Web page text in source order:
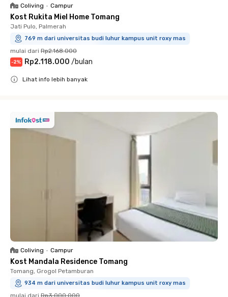
Coliving • Campur
Kost Rukita Miel Home Tomang
Jati Pulo, Palmerah
769 m dari universitas budi luhur kampus unit roxy mas
mulai dari Rp2.168.000
-2% Rp2.118.000 /bulan
Lihat info lebih banyak
Coliving • Campur
Kost Mandala Residence Tomang
Tomang, Grogol Petamburan
934 m dari universitas budi luhur kampus unit roxy mas
mulai dari Rp3.000.000